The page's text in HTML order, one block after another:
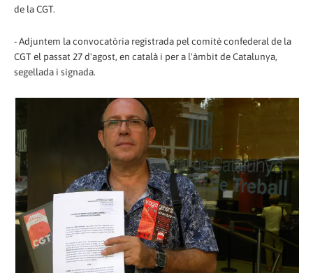
de la CGT.
- Adjuntem la convocatòria registrada pel comitè confederal de la
CGT el passat 27 d'agost, en català i per a l'àmbit de Catalunya,
segellada i signada.